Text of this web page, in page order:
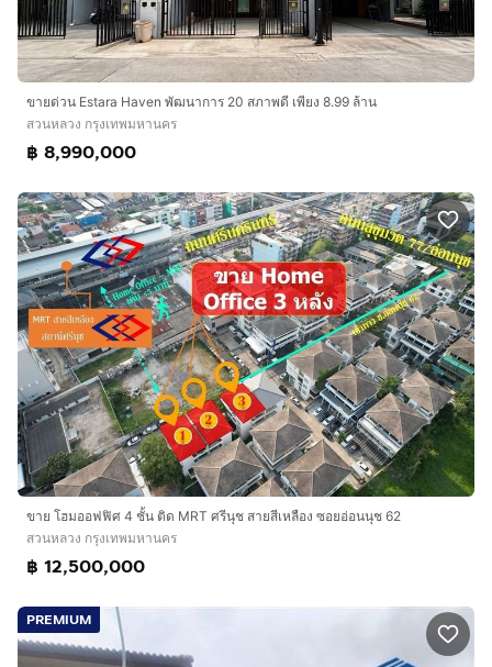
ขายด่วน Estara Haven พัฒนาการ 20 สภาพดี เพียง 8.99 ล้าน
สวนหลวง กรุงเทพมหานคร
฿ 8,990,000
ขาย โฮมออฟฟิศ 4 ชั้น ติด MRT ศรีนุช สายสีเหลือง ซอยอ่อนนุช 62
สวนหลวง กรุงเทพมหานคร
฿ 12,500,000
PREMIUM